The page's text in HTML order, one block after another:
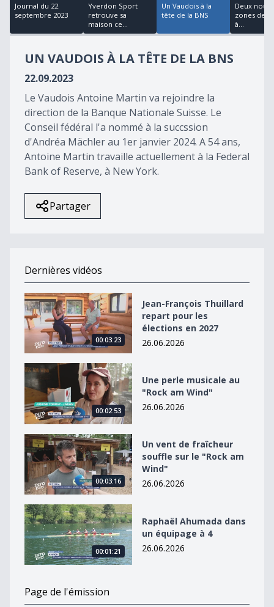
26
minutes,
seconds
Journal du 22
septembre 2023
Yverdon Sport
retrouve sa
maison ce...
Un Vaudois à la
tête de la BNS
Deux
zones de
à...
UN VAUDOIS À LA TÊTE DE LA BNS
22.09.2023
Le Vaudois Antoine Martin va rejoindre la
direction de la Banque Nationale Suisse. Le
Conseil fédéral l'a nommé à la succssion
d'Andréa Mächler au 1er janvier 2024. A 54 ans,
Antoine Martin travaille actuellement à la Federal
Bank of Reserve, à New York.
Partager
Dernières vidéos
Jean-François Thuillard repart pour les élections en
00:03:23
Jean-François Thuillard
repart pour les
élections en 2027
26.06.2026
Une perle musicale au &quot;Rock am Wind&quot;
00:02:53
Une perle musicale au
"Rock am Wind"
26.06.2026
Un vent de fraîcheur souffle sur le &quot;Rock am
00:03:16
Un vent de fraîcheur
souffle sur le "Rock am
Wind"
26.06.2026
Raphaël Ahumada dans un équipage à 4
00:01:21
Raphaël Ahumada dans
un équipage à 4
26.06.2026
Page de l'émission